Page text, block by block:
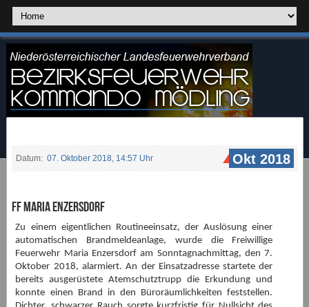
Datum: 07. Oktober 2018, 14:57 Uhr Okt 2018
FF Maria Enzersdorf
Zu einem eigentlichen Routineeinsatz, der Auslösung einer
automatischen Brandmeldeanlage, wurde die Freiwillige
Feuerwehr Maria Enzersdorf am Sonntagnachmittag, den 7.
Oktober 2018, alarmiert. An der Einsatzadresse startete der
bereits ausgerüstete Atemschutztrupp die Erkundung und
konnte einen Brand in den Büroräumlichkeiten feststellen.